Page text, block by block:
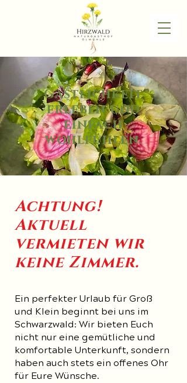
Gastlichkeit
erleben und
einfach
wohlfühlen.
Achtung!
Aktuell
vermieten wir
keine Zimmer.
Ein perfekter Urlaub für Groß
und Klein beginnt bei uns im
Schwarzwald: Wir bieten Euch
nicht nur eine gemütliche und
komfortable Unterkunft, sondern
haben auch stets ein offenes Ohr
für Eure Wünsche.